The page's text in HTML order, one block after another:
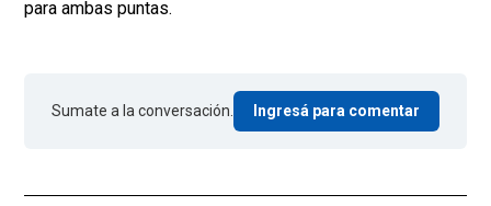
para ambas puntas.
Sumate a la conversación. Ingresá para comentar